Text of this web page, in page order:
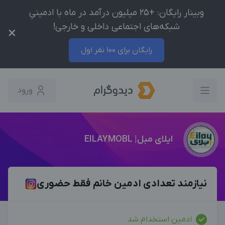
وبینار رایگان: +25 میلیون درآمد در ماه با ادمینیِ
شبکه‌های اجتماعی داخلی و خارجی!
رایگان برای 100 نفر اول
×
ورود
ایلای مبل| EILAYMOBL
نيازمند تعدادى ادمين خانم فقط حضورى
ادمین استخدام شد